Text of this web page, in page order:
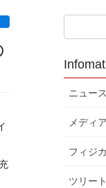
ニュース
メディ
フィジ
ツリー